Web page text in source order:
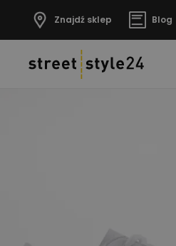
Znajdź sklep Blog